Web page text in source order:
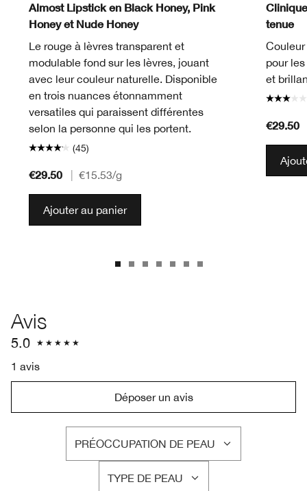
Almost Lipstick en Black Honey, Pink
Honey et Nude Honey
Le rouge à lèvres transparent et
modulable fond sur les lèvres, jouant
avec leur couleur naturelle. Disponible
en trois nuances étonnamment
versatiles qui paraissent différentes
selon la personne qui les portent.
(45)
€29.50 €15.53/g
Ajouter au panier
tenue
pour
et
€29.50
Avis
5.0
1 avis
Déposer un avis
PRÉOCCUPATION DE PEAU
FRANÇAIS
TYPE DE PEAU
FRANÇAIS